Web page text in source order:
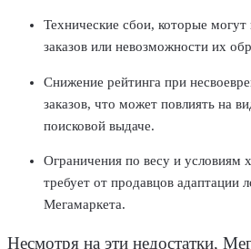
Технические сбои, которые могут
заказов или невозможности их
Снижение рейтинга при
заказов, что может повлиять на
поисковой выдаче.
Ограничения по весу и условиям
требует от продавцов адаптации
Мегамаркета.
Несмотря на эти недостатки,